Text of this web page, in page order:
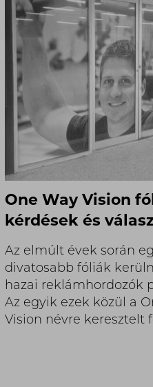
One Way Vision
kérdések és
Az elmúlt évek során
divatosabb fóliák
hazai reklámhordozók
Az egyik ezek közül a
Vision névre keresztelt